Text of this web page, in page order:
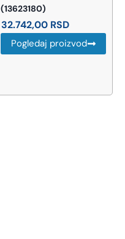
(13623180)
32.742,00 RSD
Pogledaj proizvod